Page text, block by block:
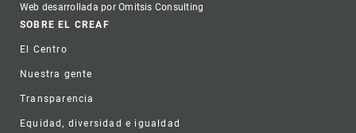
Web desarrollada por Omitsis Consulting
Footer
SOBRE EL CREAF
El Centro
Nuestra gente
Transparencia
Equidad, diversidad e igualdad